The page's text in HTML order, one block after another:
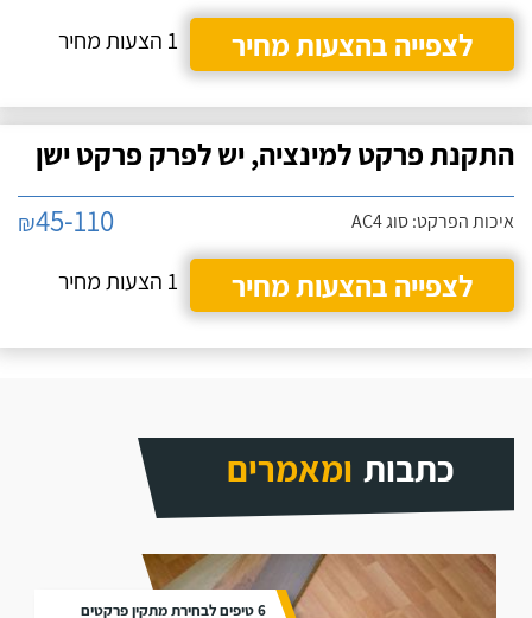
לצפייה בהצעות מחיר
1 הצעות מחיר
התקנת פרקט למינציה, יש לפרק פרקט ישן
איכות הפרקט: סוג AC4 ₪45-110
לצפייה בהצעות מחיר
1 הצעות מחיר
כתבות ומאמרים
6 טיפים לבחירת מתקין פרקטים